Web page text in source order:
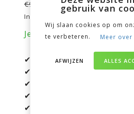
€989,00
Incl. btw
Je bespaart nu 240 euro
✔ Massief grenen en wit
✔ Matrasmaat 90x200 cm
✔ Inclusief rolbed onder het
✔ Voorzien van 2 praktische
✔ Afwerking met fijne verticale
gebruik van
Wij slaan cookies op om
te verbeteren.
Meer
ALLES
AFWIJZEN